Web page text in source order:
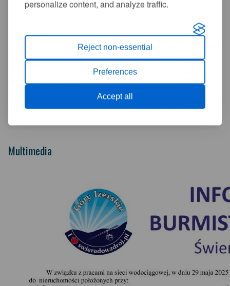
personalize content, and analyze traffic.
Reject non-essential
Preferences
Accept all
• Sosnowa
• Wiśniowa
Na czas przerwy zostaną ustawionetymczasowe punkty czerpalne
Dodatkowe informacjemożna uzyskać w:
Referacie Ochrony Środowiska, Gospodarki Odpadami i Gospodarki
Wodno-Kanalizacyjnej
Za wszelkie utrudnienia przepraszamy i prosimy o wyrozumiałość.
Dziękujemy za Państwa cierpliwość!
Multimedia